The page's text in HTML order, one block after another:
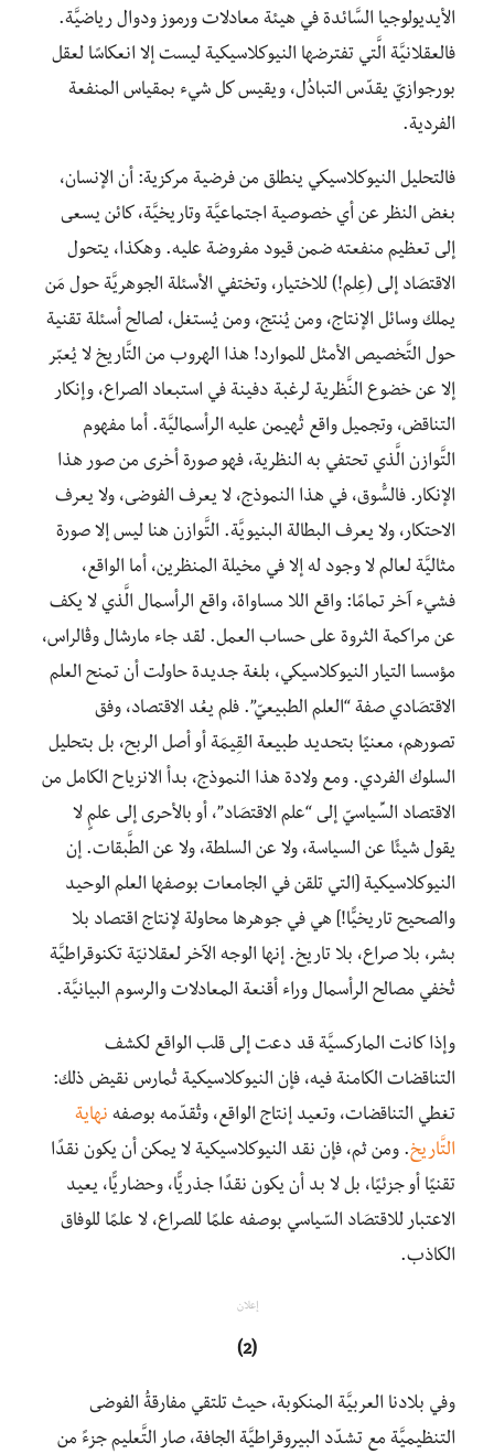
الأيديولوجيا السَّائدة في هيئة معادلات ورموز ودوال رياضيَّة.
فالعقلانيَّة الَّتي تفترضها النيوكلاسيكية ليست إلا انعكاسًا لعقل
بورجوازيّ يقدّس التبادُل، ويقيس كل شيء بمقياس المنفعة
الفردية.
فالتحليل النيوكلاسيكي ينطلق من فرضية مركزية: أن الإنسان،
بغض النظر عن أي خصوصية اجتماعيَّة وتاريخيَّة، كائن يسعى
إلى تعظيم منفعته ضمن قيود مفروضة عليه. وهكذا، يتحول
الاقتصَاد إلى (عِلم!) للاختيار، وتختفي الأسئلة الجوهريَّة حول مَن
يملك وسائل الإنتاج، ومن يُنتج، ومن يُستغل، لصالح أسئلة تقنية
حول التَّخصيص الأمثل للموارد! هذا الهروب من التَّاريخ لا يُعبّر
إلا عن خضوع النَّظرية لرغبة دفينة في استبعاد الصراع، وإنكار
التناقض، وتجميل واقع تُهيمن عليه الرأسماليَّة. أما مفهوم
التَّوازن الَّذي تحتفي به النظرية، فهو صورة أخرى من صور هذا
الإنكار. فالسُّوق، في هذا النموذج، لا يعرف الفوضى، ولا يعرف
الاحتكار، ولا يعرف البطالة البنيويَّة. التَّوازن هنا ليس إلا صورة
مثاليَّة لعالم لا وجود له إلا في مخيلة المنظرين، أما الواقع،
فشيء آخر تمامًا: واقع اللا مساواة، واقع الرأسمال الَّذي لا يكف
عن مراكمة الثروة على حساب العمل. لقد جاء مارشال وڤالراس،
مؤسسا التيار النيوكلاسيكي، بلغة جديدة حاولت أن تمنح العلم
الاقتصَادي صفة “العلم الطبيعيّ”. فلم يعُد الاقتصاد، وفق
تصورهم، معنيًا بتحديد طبيعة القِيمَة أو أصل الربح، بل بتحليل
السلوك الفردي. ومع ولادة هذا النموذج، بدأ الانزياح الكامل من
الاقتصاد السِّياسيّ إلى “علم الاقتصَاد”، أو بالأحرى إلى علمٍ لا
يقول شيئًا عن السياسة، ولا عن السلطة، ولا عن الطَّبقات. إن
النيوكلاسيكية [التي تلقن في الجامعات بوصفها العلم الوحيد
والصحيح تاريخيًّا!] هي في جوهرها محاولة لإنتاج اقتصاد بلا
بشر، بلا صراع، بلا تاريخ. إنها الوجه الآخر لعقلانيّة تكنوقراطيَّة
تُخفي مصالح الرأسمال وراء أقنعة المعادلات والرسوم البيانيَّة.
وإذا كانت الماركسيَّة قد دعت إلى قلب الواقع لكشف
التناقضات الكامنة فيه، فإن النيوكلاسيكية تُمارس نقيض ذلك:
تغطي التناقضات، وتعيد إنتاج الواقع، وتُقدّمه بوصفه نهاية
التَّاريخ. ومن ثم، فإن نقد النيوكلاسيكية لا يمكن أن يكون نقدًا
تقنيًا أو جزئيًا، بل لا بد أن يكون نقدًا جذريًّا، وحضاريًّا، يعيد
الاعتبار للاقتصَاد السّياسي بوصفه علمًا للصراع، لا علمًا للوفاق
الكاذب.
إعلان
(2)
وفي بلادنا العربيَّة المنكوبة، حيث تلتقي مفارقةُ الفوضى
التنظيميَّة مع تشدّد البيروقراطيَّة الجافة، صار التَّعليم جزءً من